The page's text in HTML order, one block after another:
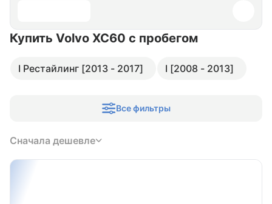
Купить Volvo XC60 с пробегом
I Рестайлинг [2013 - 2017] I [2008 - 2013]
Все фильтры
Сначала дешевле